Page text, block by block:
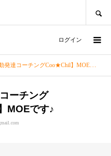
ログイン
発達コーチングCoo★Chil】MOEです♪
ーチング
MOEです♪